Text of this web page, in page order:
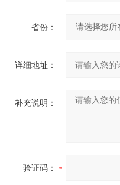
省份：
详细地址：
补充说明：
验证码：